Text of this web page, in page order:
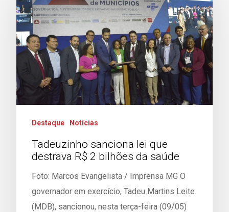
Destaque Notícias
Tadeuzinho sanciona lei que
destrava R$ 2 bilhões da saúde
Foto: Marcos Evangelista / Imprensa MG O
governador em exercício, Tadeu Martins Leite
(MDB), sancionou, nesta terça-feira (09/05)